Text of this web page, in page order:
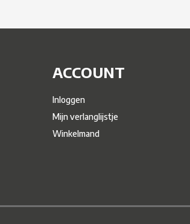
ACCOUNT
Inloggen
Mijn verlanglijstje
Winkelmand